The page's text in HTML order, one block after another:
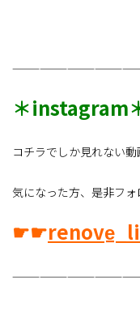
＊instagram
コチラでしか見れない
気になった方、是非フ
☛☛